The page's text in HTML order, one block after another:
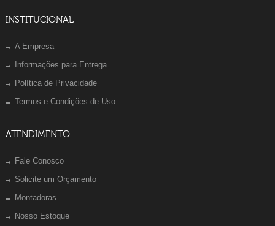
INSTITUCIONAL
A Empresa
Informações para Entrega
Política de Privacidade
Termos e Condições de Uso
ATENDIMENTO
Fale Conosco
Solicite um Orçamento
Montadoras
Nosso Estoque